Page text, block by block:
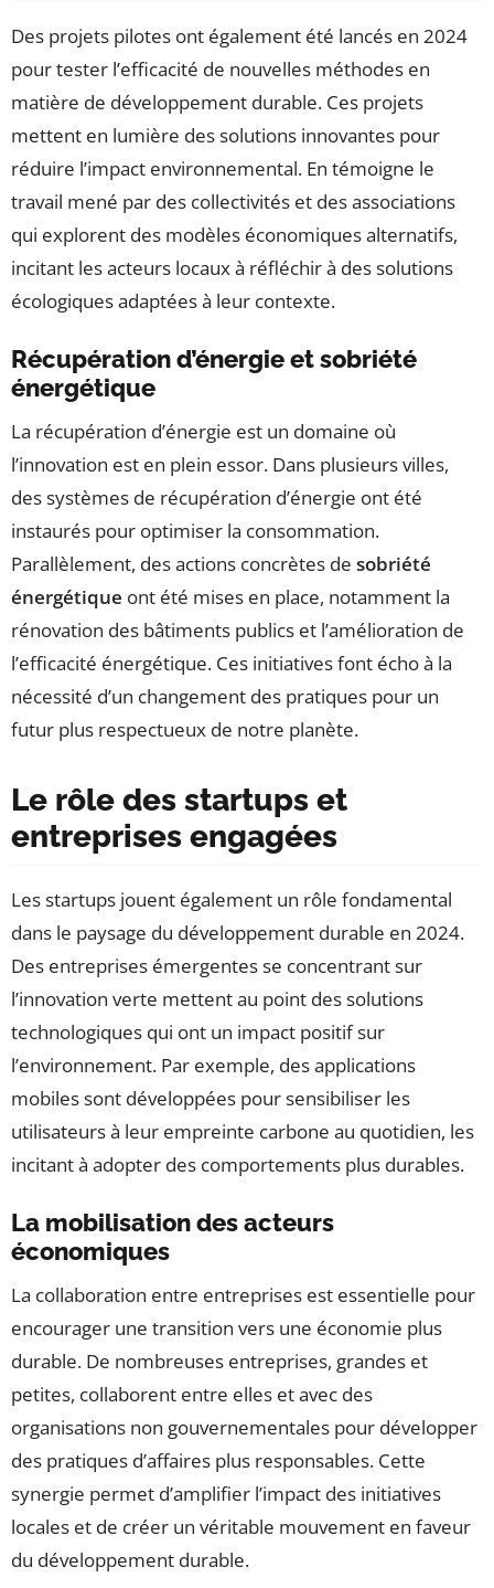
Des projets pilotes ont également été lancés en 2024
pour tester l’efficacité de nouvelles méthodes en
matière de développement durable. Ces projets
mettent en lumière des solutions innovantes pour
réduire l’impact environnemental. En témoigne le
travail mené par des collectivités et des associations
qui explorent des modèles économiques alternatifs,
incitant les acteurs locaux à réfléchir à des solutions
écologiques adaptées à leur contexte.
Récupération d’énergie et sobriété
énergétique
La récupération d’énergie est un domaine où
l’innovation est en plein essor. Dans plusieurs villes,
des systèmes de récupération d’énergie ont été
instaurés pour optimiser la consommation.
Parallèlement, des actions concrètes de sobriété
énergétique ont été mises en place, notamment la
rénovation des bâtiments publics et l’amélioration de
l’efficacité énergétique. Ces initiatives font écho à la
nécessité d’un changement des pratiques pour un
futur plus respectueux de notre planète.
Le rôle des startups et
entreprises engagées
Les startups jouent également un rôle fondamental
dans le paysage du développement durable en 2024.
Des entreprises émergentes se concentrant sur
l’innovation verte mettent au point des solutions
technologiques qui ont un impact positif sur
l’environnement. Par exemple, des applications
mobiles sont développées pour sensibiliser les
utilisateurs à leur empreinte carbone au quotidien, les
incitant à adopter des comportements plus durables.
La mobilisation des acteurs
économiques
La collaboration entre entreprises est essentielle pour
encourager une transition vers une économie plus
durable. De nombreuses entreprises, grandes et
petites, collaborent entre elles et avec des
organisations non gouvernementales pour développer
des pratiques d’affaires plus responsables. Cette
synergie permet d’amplifier l’impact des initiatives
locales et de créer un véritable mouvement en faveur
du développement durable.